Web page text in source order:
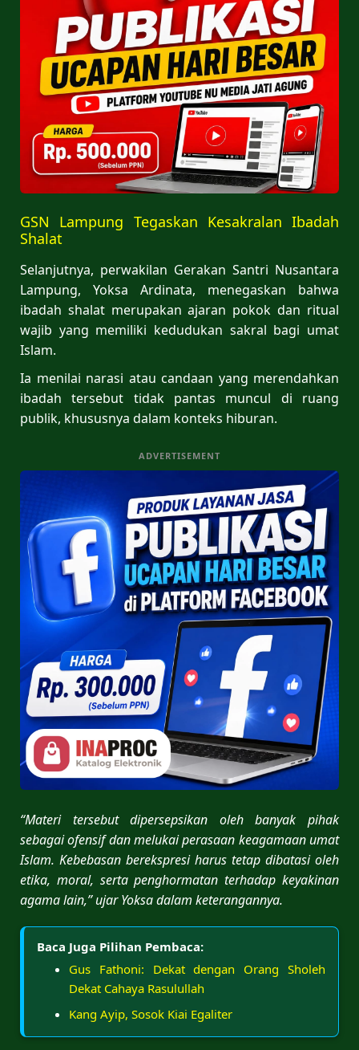
GSN Lampung Tegaskan Kesakralan Ibadah
Shalat
Selanjutnya, perwakilan Gerakan Santri Nusantara
Lampung, Yoksa Ardinata, menegaskan bahwa
ibadah shalat merupakan ajaran pokok dan ritual
wajib yang memiliki kedudukan sakral bagi umat
Islam.
Ia menilai narasi atau candaan yang merendahkan
ibadah tersebut tidak pantas muncul di ruang
publik, khususnya dalam konteks hiburan.
ADVERTISEMENT
“Materi tersebut dipersepsikan oleh banyak pihak
sebagai ofensif dan melukai perasaan keagamaan umat
Islam. Kebebasan berekspresi harus tetap dibatasi oleh
etika, moral, serta penghormatan terhadap keyakinan
agama lain,” ujar Yoksa dalam keterangannya.
Baca Juga Pilihan Pembaca:
Gus Fathoni: Dekat dengan Orang Sholeh
Dekat Cahaya Rasulullah
Kang Ayip, Sosok Kiai Egaliter